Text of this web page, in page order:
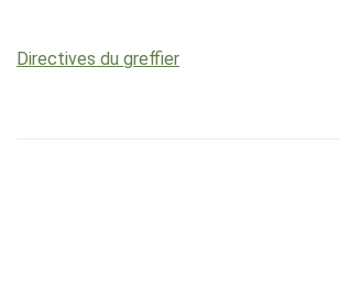
Directives du greffier